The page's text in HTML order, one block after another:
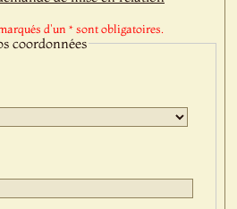
d'un * sont obligatoires.
coordonnées